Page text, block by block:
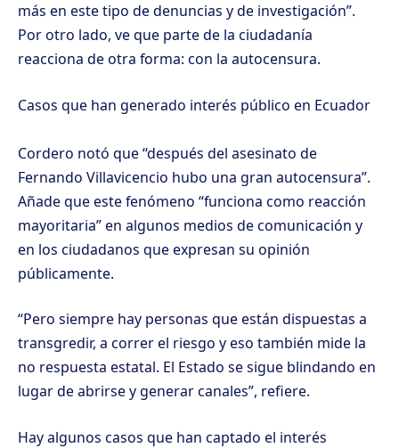
más en este tipo de denuncias y de investigación”.
Por otro lado, ve que parte de la ciudadanía
reacciona de otra forma: con la autocensura.
Casos que han generado interés público en Ecuador
Cordero notó que “después del asesinato de
Fernando Villavicencio hubo una gran autocensura”.
Añade que este fenómeno “funciona como reacción
mayoritaria” en algunos medios de comunicación y
en los ciudadanos que expresan su opinión
públicamente.
“Pero siempre hay personas que están dispuestas a
transgredir, a correr el riesgo y eso también mide la
no respuesta estatal. El Estado se sigue blindando en
lugar de abrirse y generar canales”, refiere.
Hay algunos casos que han captado el interés